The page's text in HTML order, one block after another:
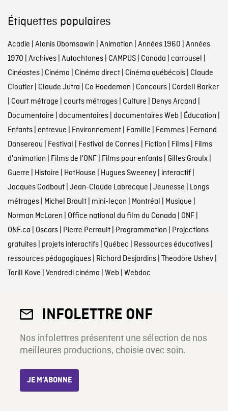
Étiquettes populaires
Acadie | Alanis Obomsawin | Animation | Années 1960 | Années
1970 | Archives| Autochtones| CAMPUS| Canada | carrousel |
Cinéastes| Cinéma | Cinéma direct| Cinéma québécois| Claude
Cloutier| Claude Jutra | Co Hoedeman | Concours| Cordell Barker
| Court métrage | courts métrages| Culture | Denys Arcand |
Documentaire | documentaires| documentaires Web | Éducation |
Enfants| entrevue | Environnement| Famille | Femmes| Fernand
Dansereau | Festival | Festival de Cannes| Fiction | Films| Films
d'animation | Films de l'ONF| Films pour enfants| Gilles Groulx|
Guerre | Histoire | HotHouse | Hugues Sweeney| interactif|
Jacques Godbout| Jean-Claude Labrecque | Jeunesse | Longs
métrages| Michel Brault| mini-leçon | Montréal | Musique |
Norman McLaren | Office national du film du Canada | ONF|
ONF.ca | Oscars| Pierre Perrault| Programmation | Projections
gratuites| projets interactifs| Québec | Ressources éducatives|
ressources pédagogiques| Richard Desjardins| Theodore Ushev|
Torill Kove | Vendredi cinéma | Web | Webdoc
INFOLETTRE ONF
Nos infolettres présentent une sélection de nos
meilleures productions, choisie avec soin.
JE M’ABONNE